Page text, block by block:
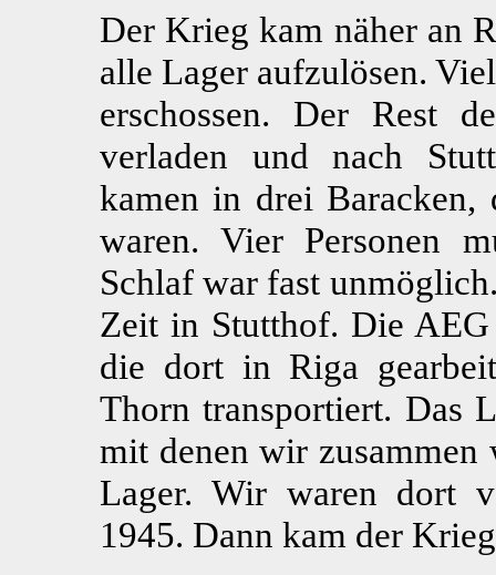
Der Krieg kam näher an
alle Lager aufzulösen.
erschossen. Der Rest
verladen und nach
kamen in drei Baracken,
waren. Vier Personen
Schlaf war fast
Zeit in Stutthof. Die
die dort in Riga
Thorn transportiert. Das
mit denen wir zusammen
Lager. Wir waren dort
1945. Dann kam der